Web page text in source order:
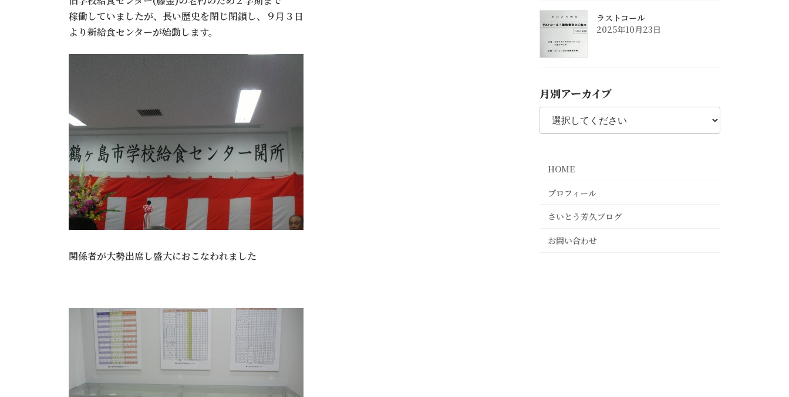
稼働していましたが、長い歴史を閉じ閉鎖し、９月３日
より新給食センターが始動します。
関係者が大勢出席し盛大におこなわれました
ラストコール
2025年10月23日
月別アーカイブ
HOME
プロフィール
さいとう芳久ブログ
お問い合わせ